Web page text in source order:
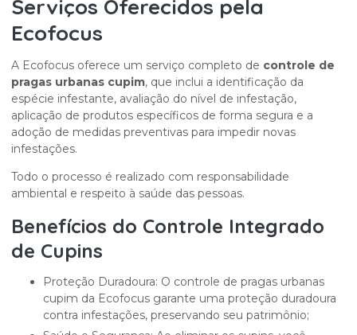
Serviços Oferecidos pela
Ecofocus
A Ecofocus oferece um serviço completo de controle de
pragas urbanas cupim, que inclui a identificação da
espécie infestante, avaliação do nível de infestação,
aplicação de produtos específicos de forma segura e a
adoção de medidas preventivas para impedir novas
infestações.
Todo o processo é realizado com responsabilidade
ambiental e respeito à saúde das pessoas.
Benefícios do Controle Integrado
de Cupins
Proteção Duradoura: O controle de pragas urbanas
cupim da Ecofocus garante uma proteção duradoura
contra infestações, preservando seu patrimônio;